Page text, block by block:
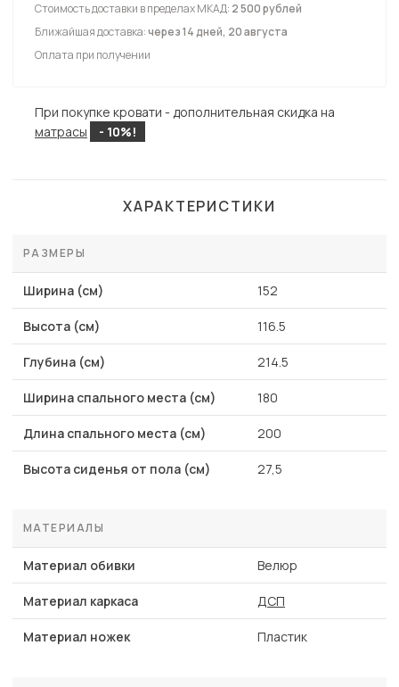
Стоимость доставки в пределах МКАД: 2 500 рублей
Ближайшая доставка:через 14 дней, 20 августа
Оплата при получении
При покупке кровати - дополнительная скидка на
матрасы
- 10%!
ХАРАКТЕРИСТИКИ
РАЗМЕРЫ
Ширина (см) 152
Высота (см) 116.5
Глубина (см) 214.5
Ширина спального места (см) 180
Длина спального места (см) 200
Высота сиденья от пола (см) 27,5
МАТЕРИАЛЫ
Материал обивки Велюр
Материал каркаса ДСП
Материал ножек Пластик